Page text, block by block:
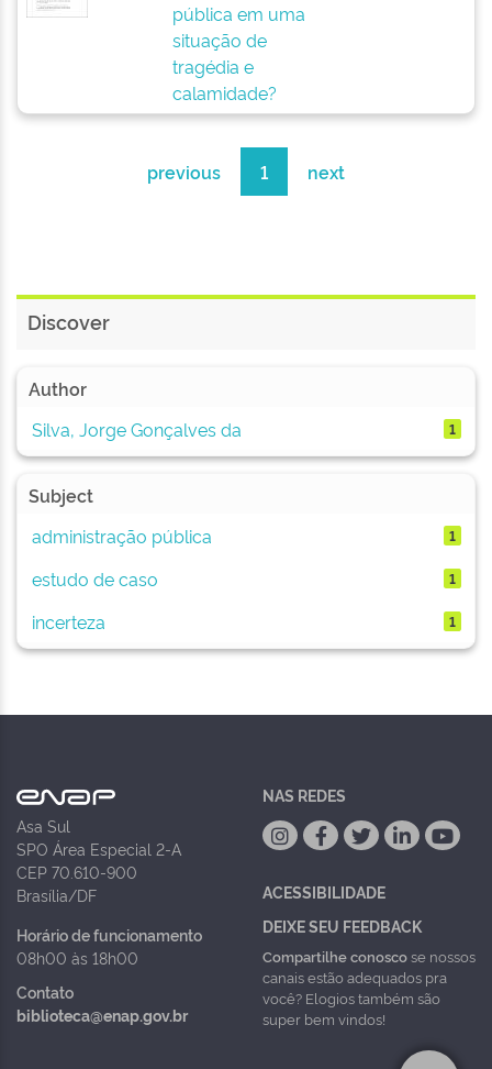
pública em uma
situação de
tragédia e
calamidade?
previous 1 next
Discover
Author
Silva, Jorge Gonçalves da
1
Subject
administração pública
1
estudo de caso 1
incerteza 1
Asa Sul
SPO Área Especial 2-A
CEP 70.610-900
Brasília/DF
Horário de funcionamento
08h00 às 18h00
Contato
biblioteca@enap.gov.br
NAS REDES
ACESSIBILIDADE
DEIXE SEU FEEDBACK
Compartilhe conoscose nossos
canais estão adequados pra
você? Elogios também são
super bem vindos!